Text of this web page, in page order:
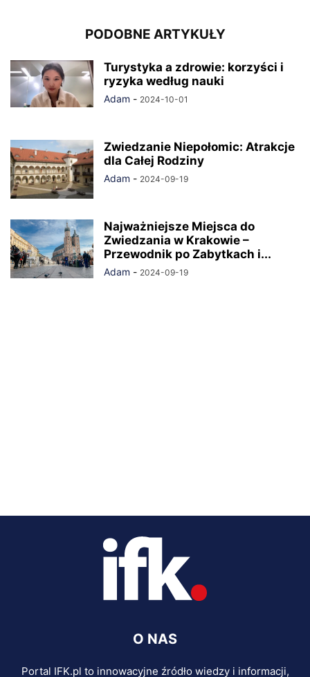
PODOBNE ARTYKUŁY
Turystyka a zdrowie: korzyści i
ryzyka według nauki
Adam - 2024-10-01
Zwiedzanie Niepołomic: Atrakcje
dla Całej Rodziny
Adam - 2024-09-19
Najważniejsze Miejsca do
Zwiedzania w Krakowie –
Przewodnik po Zabytkach i...
Adam - 2024-09-19
O NAS
Portal IFK.pl to innowacyjne źródło wiedzy i informacji,